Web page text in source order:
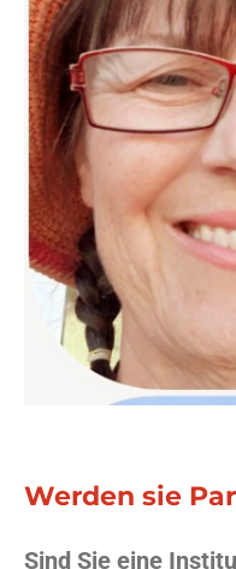
Werden sie
Sind Sie eine